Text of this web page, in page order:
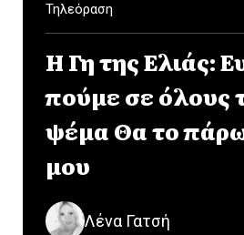
Τηλεόραση
Η Γη της Ελιάς:
πούμε σε όλους
ψέμα Θα το
μου
Λένα Γατσή